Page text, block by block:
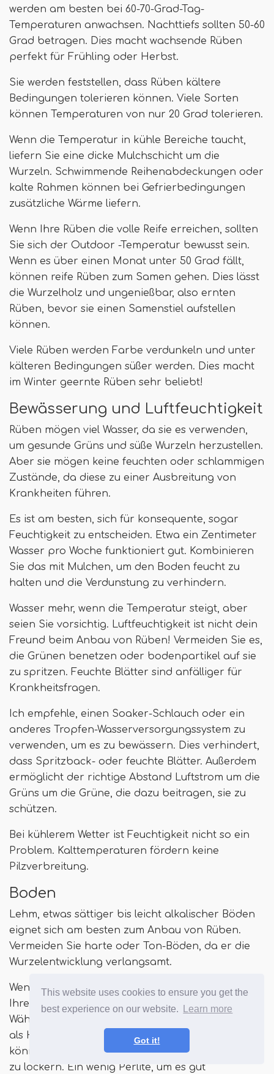
This website uses cookies to ensure you get the
best experience on our website.
Learn more
Got it!
werden am besten bei 60-70-Grad-Tag-
Temperaturen anwachsen. Nachttiefs sollten 50-60
Grad betragen. Dies macht wachsende Rüben
perfekt für Frühling oder Herbst.
Sie werden feststellen, dass Rüben kältere
Bedingungen tolerieren können. Viele Sorten
können Temperaturen von nur 20 Grad tolerieren.
Wenn die Temperatur in kühle Bereiche taucht,
liefern Sie eine dicke Mulchschicht um die
Wurzeln. Schwimmende Reihenabdeckungen oder
kalte Rahmen können bei Gefrierbedingungen
zusätzliche Wärme liefern.
Wenn Ihre Rüben die volle Reife erreichen, sollten
Sie sich der Outdoor -Temperatur bewusst sein.
Wenn es über einen Monat unter 50 Grad fällt,
können reife Rüben zum Samen gehen. Dies lässt
die Wurzelholz und ungenießbar, also ernten
Rüben, bevor sie einen Samenstiel aufstellen
können.
Viele Rüben werden Farbe verdunkeln und unter
kälteren Bedingungen süßer werden. Dies macht
im Winter geernte Rüben sehr beliebt!
Bewässerung und Luftfeuchtigkeit
Rüben mögen viel Wasser, da sie es verwenden,
um gesunde Grüns und süße Wurzeln herzustellen.
Aber sie mögen keine feuchten oder schlammigen
Zustände, da diese zu einer Ausbreitung von
Krankheiten führen.
Es ist am besten, sich für konsequente, sogar
Feuchtigkeit zu entscheiden. Etwa ein Zentimeter
Wasser pro Woche funktioniert gut. Kombinieren
Sie das mit Mulchen, um den Boden feucht zu
halten und die Verdunstung zu verhindern.
Wasser mehr, wenn die Temperatur steigt, aber
seien Sie vorsichtig. Luftfeuchtigkeit ist nicht dein
Freund beim Anbau von Rüben! Vermeiden Sie es,
die Grünen benetzen oder bodenpartikel auf sie
zu spritzen. Feuchte Blätter sind anfälliger für
Krankheitsfragen.
Ich empfehle, einen Soaker-Schlauch oder ein
anderes Tropfen-Wasserversorgungssystem zu
verwenden, um es zu bewässern. Dies verhindert,
dass Spritzback- oder feuchte Blätter. Außerdem
ermöglicht der richtige Abstand Luftstrom um die
Grüns um die Grüne, die dazu beitragen, sie zu
schützen.
Bei kühlerem Wetter ist Feuchtigkeit nicht so ein
Problem. Kalttemperaturen fördern keine
Pilzverbreitung.
Boden
Lehm, etwas sättiger bis leicht alkalischer Böden
eignet sich am besten zum Anbau von Rüben.
Vermeiden Sie harte oder Ton-Böden, da er die
Wurzelentwicklung verlangsamt.
Wenn Sie harten Tonboden haben, bereiten Sie
Ihren Boden vor, indem Sie ihn aufbrechen.
Wählen Sie alle Steine ​​aus, die Sie finden, da diese
als Hindernisse für die Wurzelentwicklung wirken
können. Mischen Sie den Kompost, um den Boden
zu lockern. Ein wenig Perlite, um es gut